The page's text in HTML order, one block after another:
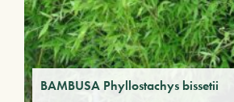
BAMBUSA Phyllostachys bissetii